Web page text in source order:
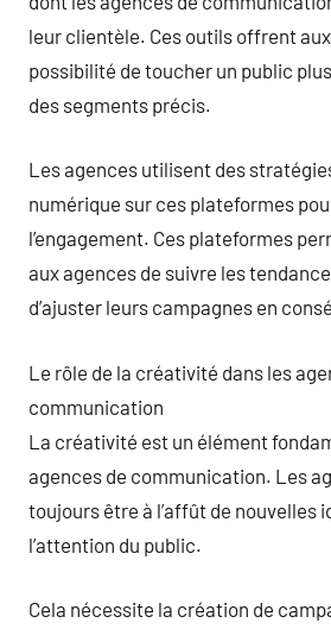
leur clientèle. Ces outils offrent
possibilité de toucher un public
des segments précis.
Les agences utilisent des
numérique sur ces plateformes
l’engagement. Ces plateformes
aux agences de suivre les
d’ajuster leurs campagnes en
Le rôle de la créativité dans les
communication
La créativité est un élément
agences de communication. Les
toujours être à l’affût de nouvelles
l’attention du public.
Cela nécessite la création de